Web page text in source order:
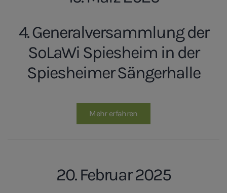
4. Generalversammlung der
SoLaWi Spiesheim in der
Spiesheimer Sängerhalle
Mehr erfahren
20. Februar 2025